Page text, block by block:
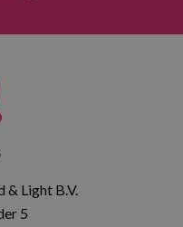
& Light B.V.
5